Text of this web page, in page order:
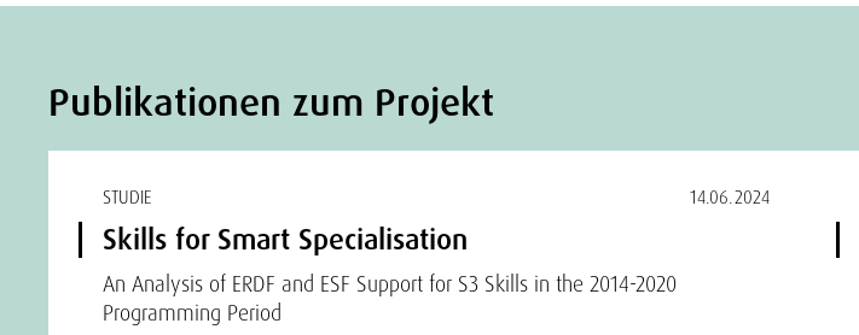
Publikationen zum Projekt
STUDIE 14.06.2024
Skills for Smart Specialisation
An Analysis of ERDF and ESF Support for S3 Skills in the 2014-2020
Programming Period